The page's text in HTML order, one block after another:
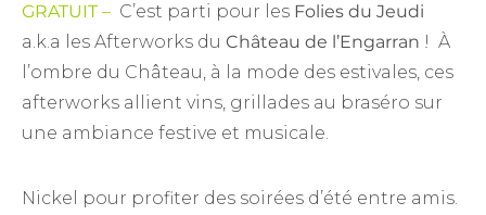
GRATUIT – C’est parti pour les Folies du Jeudi
a.k.a les Afterworks du Château de l’Engarran ! À
l’ombre du Château, à la mode des estivales, ces
afterworks allient vins, grillades au braséro sur
une ambiance festive et musicale.
Nickel pour profiter des soirées d’été entre amis.